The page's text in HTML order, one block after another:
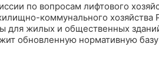
по вопросам лифтового
коммунального
для жилых и общественных
обновленную нормативную